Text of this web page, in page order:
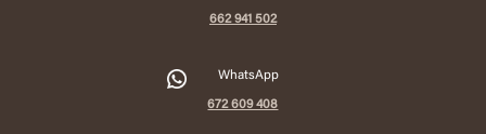
662 941 502
2 WhatsApp
672 609 408